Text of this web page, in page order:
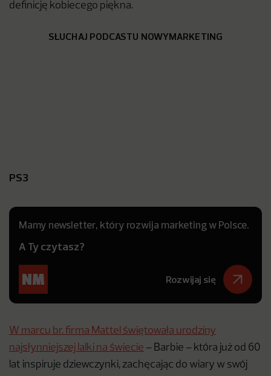
definicję kobiecego piękna.
SŁUCHAJ PODCASTU NOWYMARKETING
PS3
Mamy newsletter, który rozwija marketing w Polsce.
A Ty czytasz?
Rozwijaj się
W marcu br. firma Mattel świętowała urodziny
najsłynniejszej lalki na świecie – Barbie – która już od 60
lat inspiruje dziewczynki, zachęcając do wiary w swój